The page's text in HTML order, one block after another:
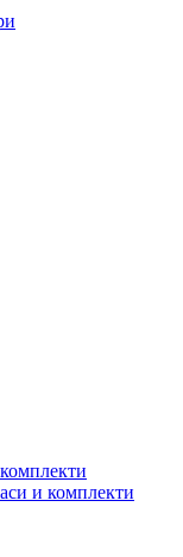
и комплекти